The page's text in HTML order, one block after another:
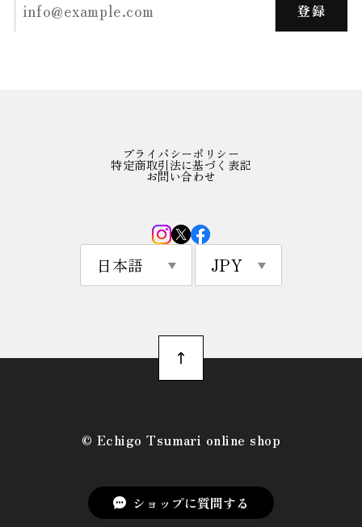
登録
プライバシーポリシー
特定商取引法に基づく表記
お問い合わせ
©︎ Echigo Tsumari online shop
ショップに質問する